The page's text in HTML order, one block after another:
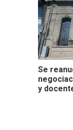
Se
y